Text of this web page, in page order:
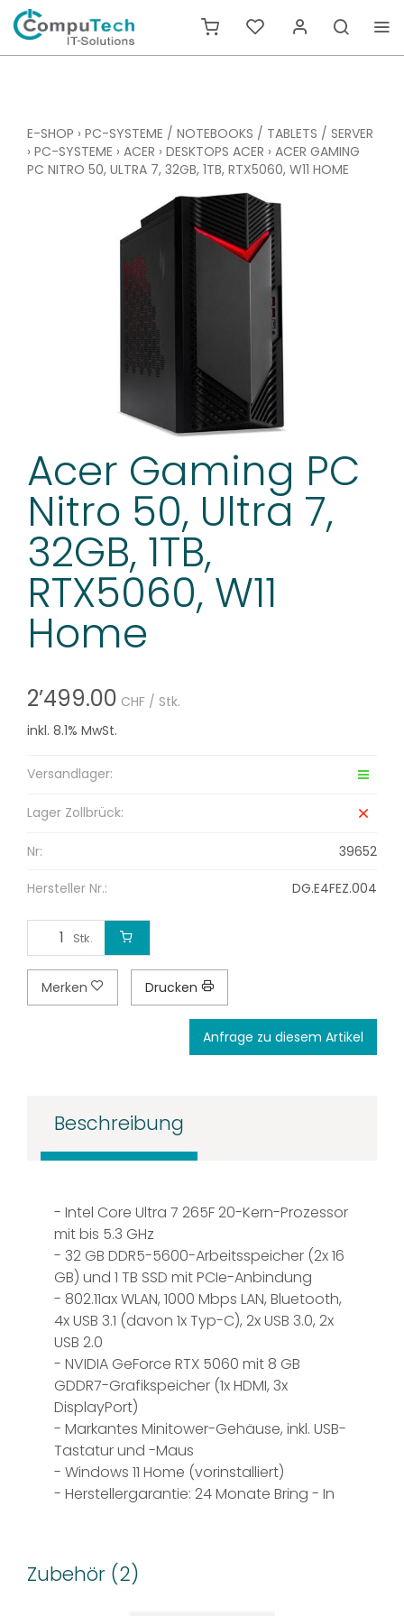
E-SHOP › PC-SYSTEME / NOTEBOOKS / TABLETS / SERVER
› PC-SYSTEME › ACER › DESKTOPS ACER › ACER GAMING
PC NITRO 50, ULTRA 7, 32GB, 1TB, RTX5060, W11 HOME
Acer Gaming PC
Nitro 50, Ultra 7,
32GB, 1TB,
RTX5060, W11
Home
2’499.00 CHF / Stk.
inkl. 8.1% MwSt.
Versandlager:
Lager Zollbrück:
Nr: 39652
Hersteller Nr.: DG.E4FEZ.004
Stk.
Merken Drucken
Anfrage zu diesem Artikel
Beschreibung
- Intel Core Ultra 7 265F 20-Kern-Prozessor
mit bis 5.3 GHz
- 32 GB DDR5-5600-Arbeitsspeicher (2x 16
GB) und 1 TB SSD mit PCIe-Anbindung
- 802.11ax WLAN, 1000 Mbps LAN, Bluetooth,
4x USB 3.1 (davon 1x Typ-C), 2x USB 3.0, 2x
USB 2.0
- NVIDIA GeForce RTX 5060 mit 8 GB
GDDR7-Grafikspeicher (1x HDMI, 3x
DisplayPort)
- Markantes Minitower-Gehäuse, inkl. USB-
Tastatur und -Maus
- Windows 11 Home (vorinstalliert)
- Herstellergarantie: 24 Monate Bring - In
Zubehör (2)